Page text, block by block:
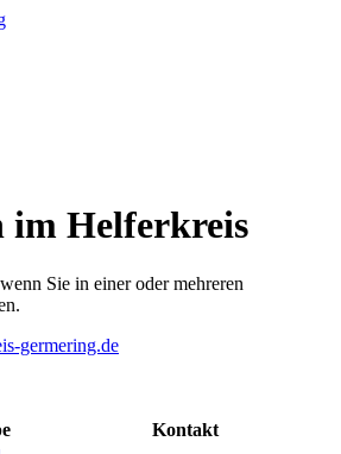
im Helferkreis
Sie in einer oder mehreren
germering.de
Kontakt